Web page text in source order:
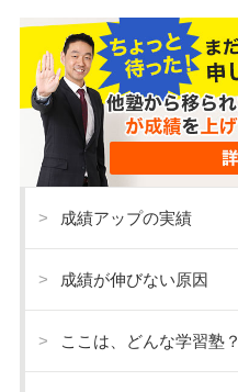
成績アップの実績
成績が伸びない原因
ここは、どんな学習塾？